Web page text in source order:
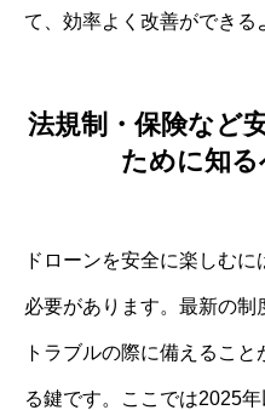
て、効率よく改善ができる
法規制・保険など
ために知
ドローンを安全に楽しむ
必要があります。最新の
トラブルの際に備えるこ
る鍵です。ここでは2025